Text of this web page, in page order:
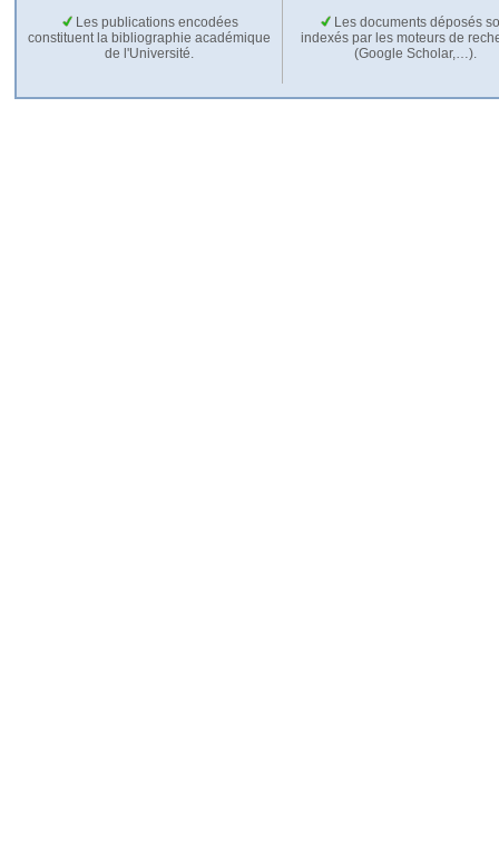
Les publications encodées
constituent la bibliographie académique
de l'Université.
Les documents déposés
indexés par les moteurs de
(Google Scholar,…).